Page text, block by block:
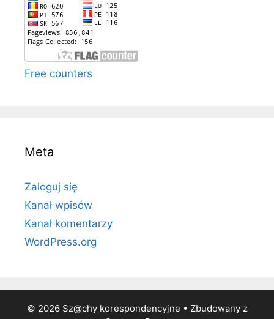
Free counters
Meta
Zaloguj się
Kanał wpisów
Kanał komentarzy
WordPress.org
© 2026 Sz@chy korespondencyjne • Zbudowany z